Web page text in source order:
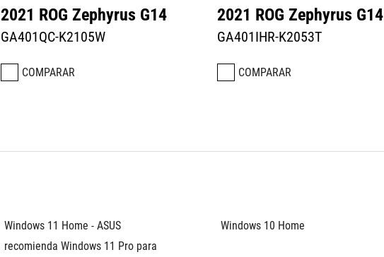
2021 ROG Zephyrus G14
GA401QC-K2105W
COMPARAR
2021 ROG Zephyrus G14
GA401IHR-K2053T
COMPARAR
Windows 11 Home - ASUS
recomienda Windows 11 Pro para
Windows 10 Home